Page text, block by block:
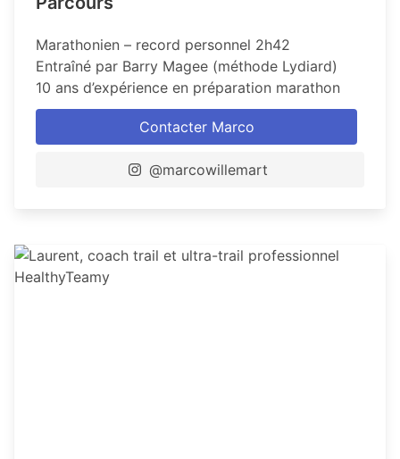
Marathonien – record personnel 2h42
Entraîné par Barry Magee (méthode Lydiard)
10 ans d’expérience en préparation marathon
Contacter Marco
@marcowillemart